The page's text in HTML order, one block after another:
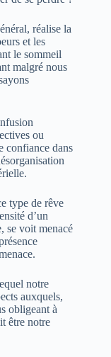
réalise la
et les
le sommeil
malgré nous
ou
confiance dans
type de rêve
d’un
se voit menacé
notre
auxquels,
obligeant à
être notre